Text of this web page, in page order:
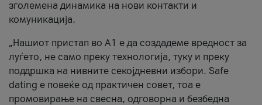
зголемена динамика на нови контакти и
комуникација.
„Нашиот пристап во А1 е да создадеме вредност за
луѓето, не само преку технологија, туку и преку
поддршка на нивните секојдневни избори. Safe
dating е повеќе од практичен совет, тоа е
промовирање на свесна, одговорна и безбедна